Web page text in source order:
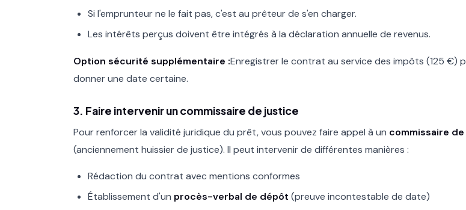
Si l'emprunteur ne le fait pas, c'est au prêteur de s'en charger.
Les intérêts perçus doivent être intégrés à la déclaration annuelle de revenus.
Option sécurité supplémentaire :Enregistrer le contrat au service des impôts (125 €)
donner une date certaine.
3. Faire intervenir un commissaire de justice
Pour renforcer la validité juridique du prêt, vous pouvez faire appel à un commissaire
(anciennement huissier de justice). Il peut intervenir de différentes manières :
Rédaction du contrat avec mentions conformes
Établissement d'un procès-verbal de dépôt (preuve incontestable de date)